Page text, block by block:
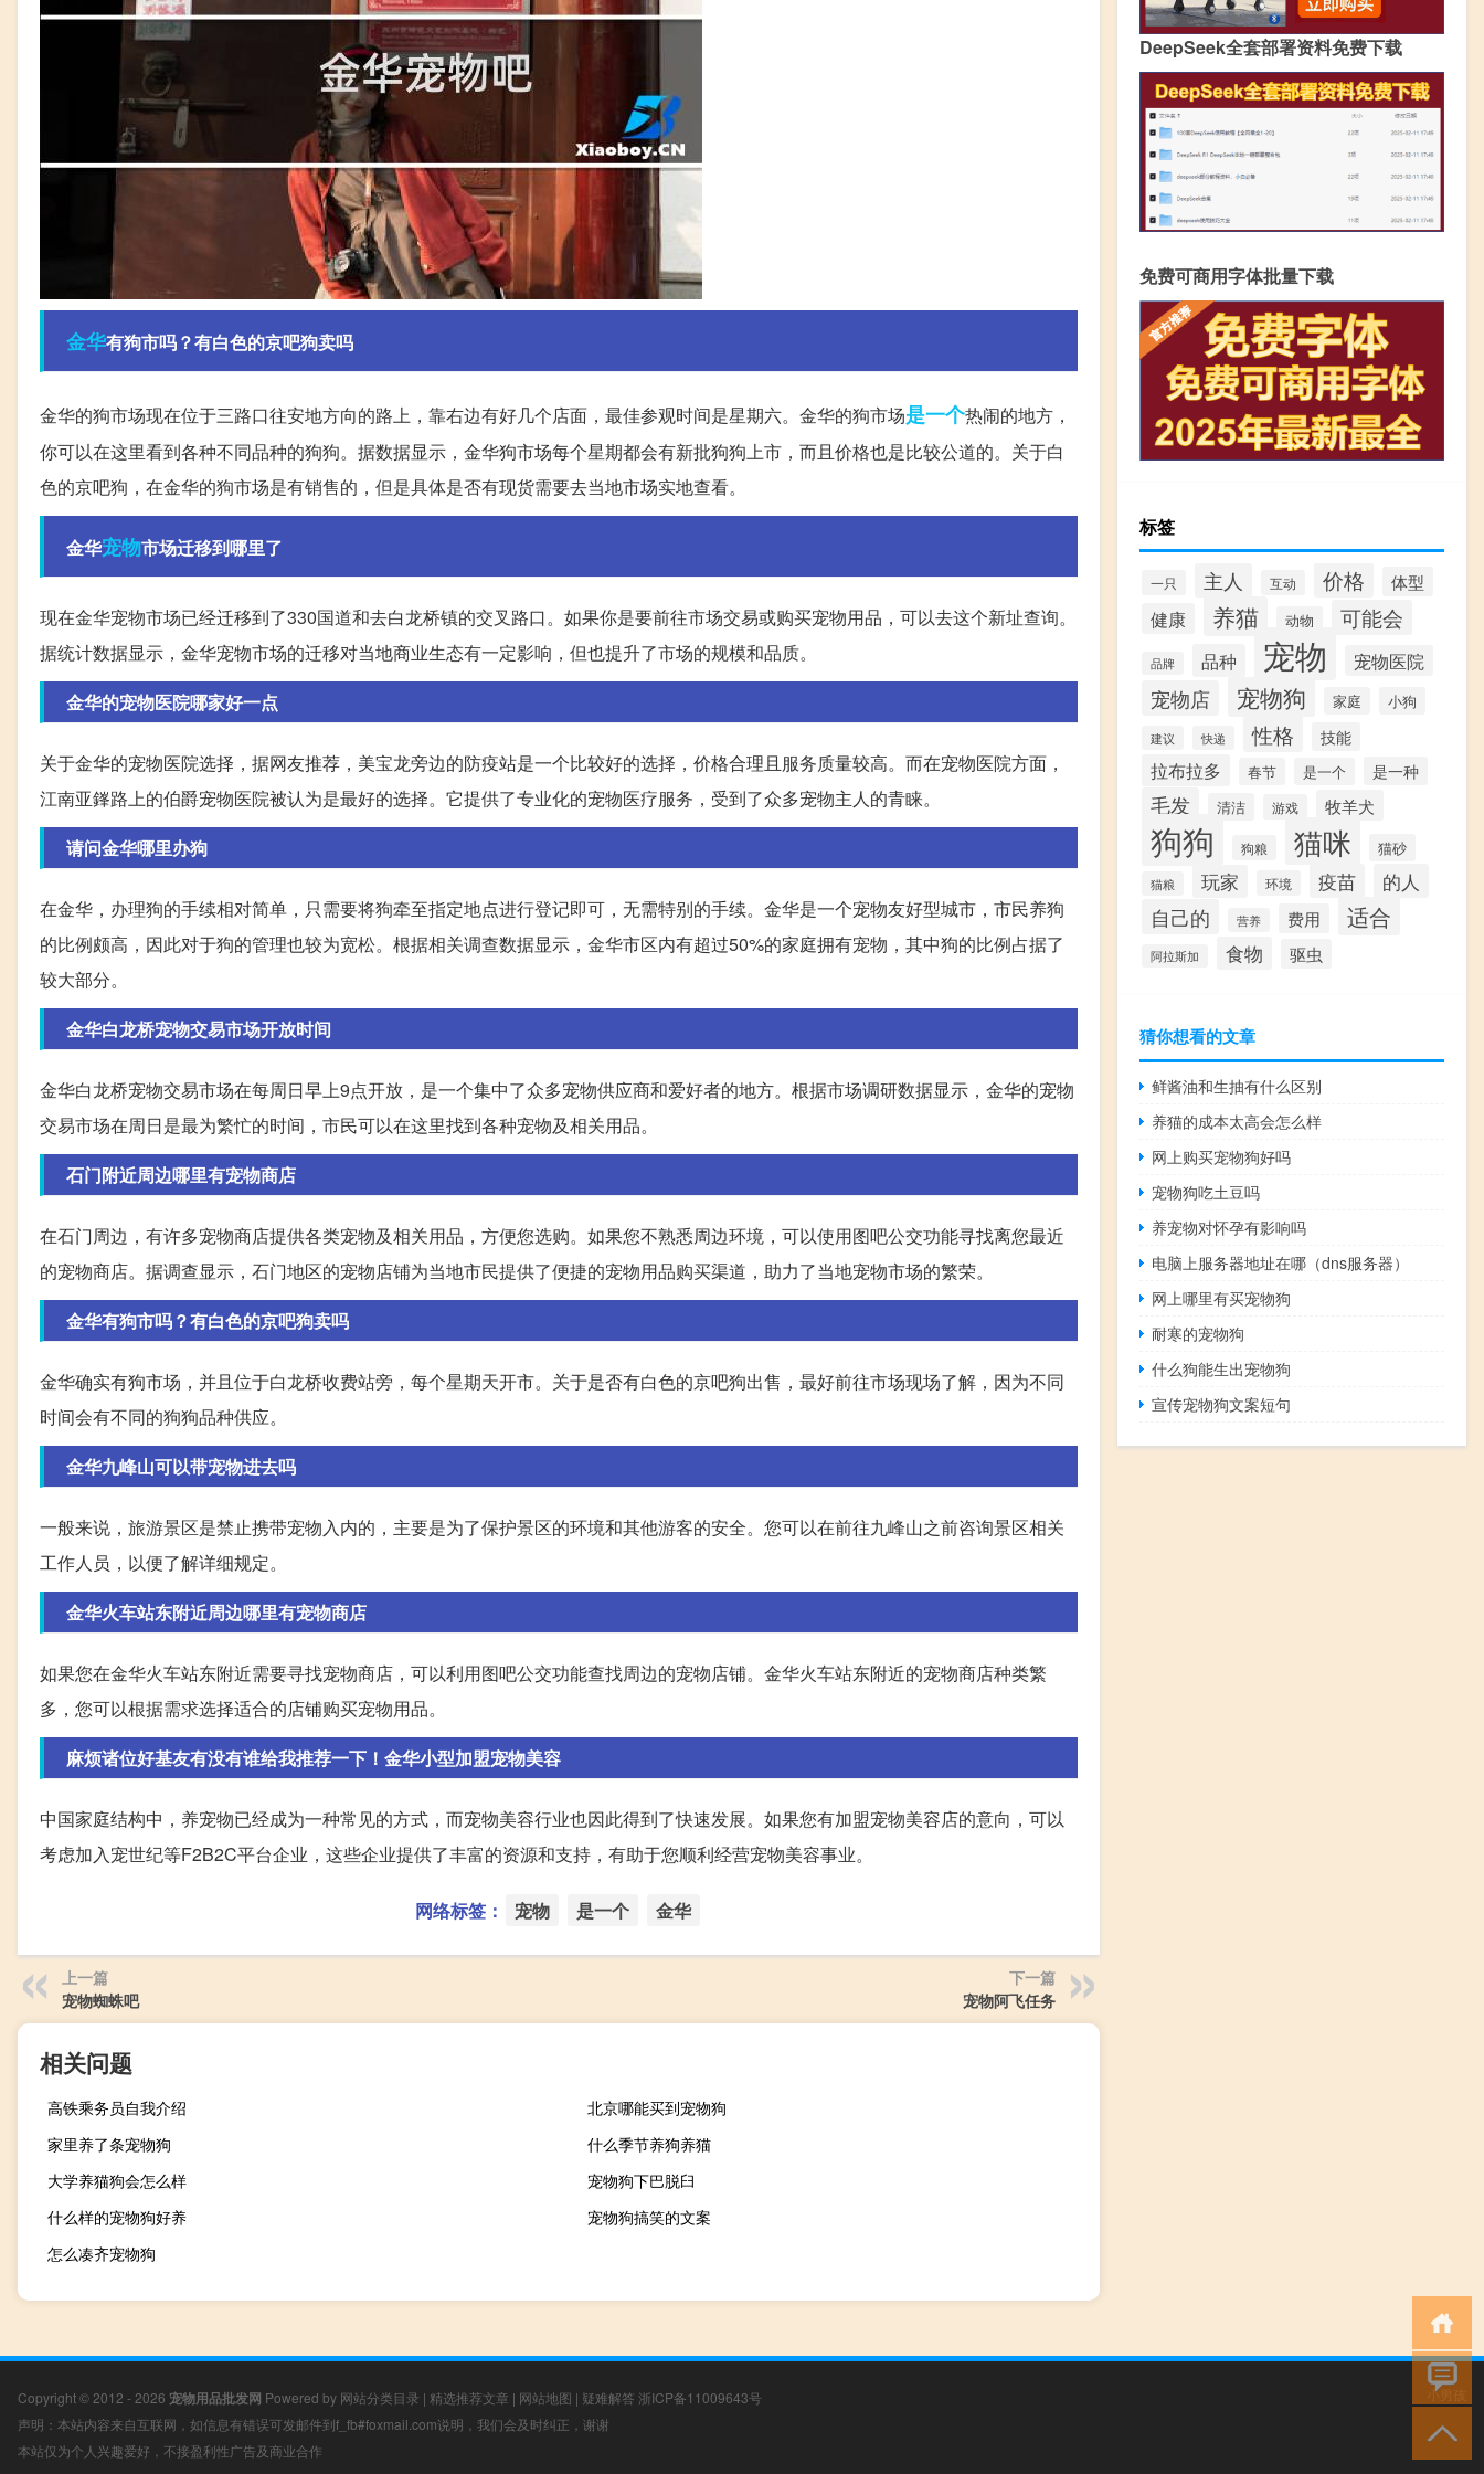
金华有狗市吗？有白色的京吧狗卖吗
金华的狗市场现在位于三路口往安地方向的路上，靠右边有好几个店面，最佳参观时间是星期六。金华的狗市场是一个热闹的地方，
你可以在这里看到各种不同品种的狗狗。据数据显示，金华狗市场每个星期都会有新批狗狗上市，而且价格也是比较公道的。关于白
色的京吧狗，在金华的狗市场是有销售的，但是具体是否有现货需要去当地市场实地查看。
金华宠物市场迁移到哪里了
现在金华宠物市场已经迁移到了330国道和去白龙桥镇的交叉路口。如果你是要前往市场交易或购买宠物用品，可以去这个新址查询。
据统计数据显示，金华宠物市场的迁移对当地商业生态有一定影响，但也提升了市场的规模和品质。
金华的宠物医院哪家好一点
关于金华的宠物医院选择，据网友推荐，美宝龙旁边的防疫站是一个比较好的选择，价格合理且服务质量较高。而在宠物医院方面，
江南亚鎽路上的伯爵宠物医院被认为是最好的选择。它提供了专业化的宠物医疗服务，受到了众多宠物主人的青睐。
请问金华哪里办狗
在金华，办理狗的手续相对简单，只需要将狗牵至指定地点进行登记即可，无需特别的手续。金华是一个宠物友好型城市，市民养狗
的比例颇高，因此对于狗的管理也较为宽松。根据相关调查数据显示，金华市区内有超过50%的家庭拥有宠物，其中狗的比例占据了
较大部分。
金华白龙桥宠物交易市场开放时间
金华白龙桥宠物交易市场在每周日早上9点开放，是一个集中了众多宠物供应商和爱好者的地方。根据市场调研数据显示，金华的宠物
交易市场在周日是最为繁忙的时间，市民可以在这里找到各种宠物及相关用品。
石门附近周边哪里有宠物商店
在石门周边，有许多宠物商店提供各类宠物及相关用品，方便您选购。如果您不熟悉周边环境，可以使用图吧公交功能寻找离您最近
的宠物商店。据调查显示，石门地区的宠物店铺为当地市民提供了便捷的宠物用品购买渠道，助力了当地宠物市场的繁荣。
金华有狗市吗？有白色的京吧狗卖吗
金华确实有狗市场，并且位于白龙桥收费站旁，每个星期天开市。关于是否有白色的京吧狗出售，最好前往市场现场了解，因为不同
时间会有不同的狗狗品种供应。
金华九峰山可以带宠物进去吗
一般来说，旅游景区是禁止携带宠物入内的，主要是为了保护景区的环境和其他游客的安全。您可以在前往九峰山之前咨询景区相关
工作人员，以便了解详细规定。
金华火车站东附近周边哪里有宠物商店
如果您在金华火车站东附近需要寻找宠物商店，可以利用图吧公交功能查找周边的宠物店铺。金华火车站东附近的宠物商店种类繁
多，您可以根据需求选择适合的店铺购买宠物用品。
麻烦诸位好基友有没有谁给我推荐一下！金华小型加盟宠物美容
中国家庭结构中，养宠物已经成为一种常见的方式，而宠物美容行业也因此得到了快速发展。如果您有加盟宠物美容店的意向，可以
考虑加入宠世纪等F2B2C平台企业，这些企业提供了丰富的资源和支持，有助于您顺利经营宠物美容事业。
网络标签： 宠物 是一个 金华
上一篇
宠物蜘蛛吧
下一篇
宠物阿飞任务
相关问题
高铁乘务员自我介绍
北京哪能买到宠物狗
家里养了条宠物狗
什么季节养狗养猫
大学养猫狗会怎么样
宠物狗下巴脱臼
什么样的宠物狗好养
宠物狗搞笑的文案
怎么凑齐宠物狗
DeepSeek全套部署资料免费下载
免费可商用字体批量下载
标签
一只 主人 互动 价格 体型
健康 养猫 动物 可能会
品牌 品种 宠物 宠物医院
宠物店 宠物狗 家庭 小狗
建议 快递 性格 技能
拉布拉多 春节 是一个 是一种
毛发 清洁 游戏 牧羊犬
狗狗 狗粮 猫咪 猫砂
猫粮 玩家 环境 疫苗 的人
自己的 营养 费用 适合
阿拉斯加 食物 驱虫
猜你想看的文章
鲜酱油和生抽有什么区别
养猫的成本太高会怎么样
网上购买宠物狗好吗
宠物狗吃土豆吗
养宠物对怀孕有影响吗
电脑上服务器地址在哪（dns服务器）
网上哪里有买宠物狗
耐寒的宠物狗
什么狗能生出宠物狗
宣传宠物狗文案短句
Copyright © 2012 - 2026 宠物用品批发网 Powered by 网站分类目录 | 精选推荐文章 | 网站地图 | 疑难解答 浙ICP备11009643号
声明：本站内容来自互联网，如信息有错误可发邮件到f_fb#foxmail.com说明，我们会及时纠正，谢谢
本站仅为个人兴趣爱好，不接盈利性广告及商业合作
小男孩